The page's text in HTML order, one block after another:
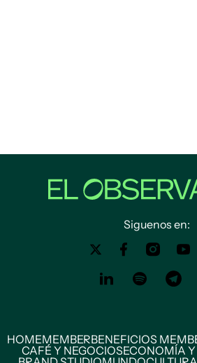
Siguenos en:
HOMEMEMBERBENEFICIOS
CAFÉ Y NEGOCIOSECONOMÍA